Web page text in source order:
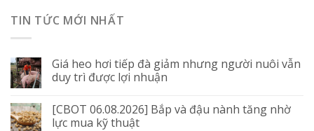
TIN TỨC MỚI NHẤT
Giá heo hơi tiếp đà giảm nhưng người nuôi vẫn
duy trì được lợi nhuận
[CBOT 06.08.2026] Bắp và đậu nành tăng nhờ
lực mua kỹ thuật